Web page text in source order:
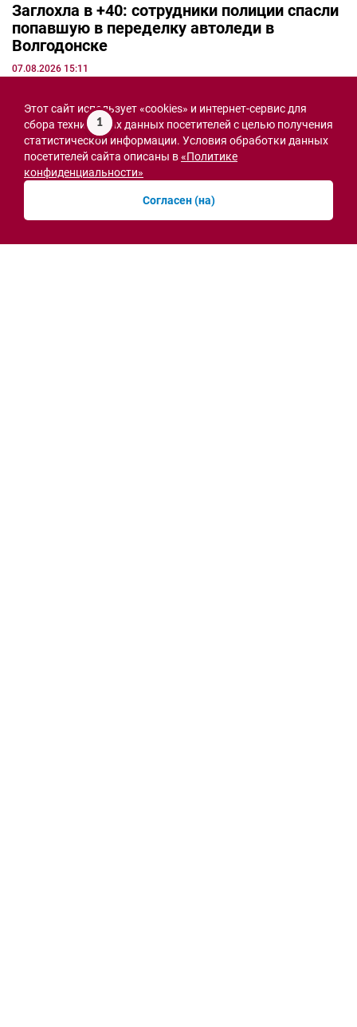
Заглохла в +40: сотрудники полиции спасли
попавшую в переделку автоледи в
Волгодонске
07.08.2026 15:11
1
СВО
Этот сайт использует «cookies» и интернет-сервис для
сбора технических данных посетителей с целью получения
статистической информации. Условия обработки данных
посетителей сайта описаны в«Политике
конфиденциальности»
Согласен (на)